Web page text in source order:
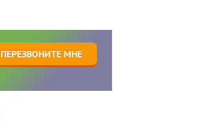
ПЕРЕЗВОНИТЕ МНЕ